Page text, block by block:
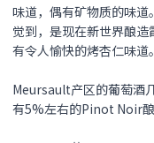
味道，偶有矿物质的味
觉到，是现在新世界酿
有令人愉快的烤杏仁味道。
Meursault产区的葡萄酒
有5%左右的Pinot Noir酿